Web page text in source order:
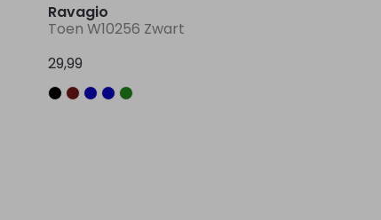
Ravagio
Toen W10256 Zwart
29,99